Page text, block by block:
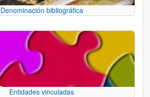
Denominación bibliográfica
Entidades vinculadas